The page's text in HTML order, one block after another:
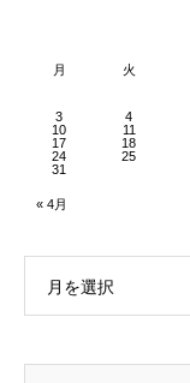
月 火
« 4月
3
4
10
11
17
18
24
25
31
月を選択